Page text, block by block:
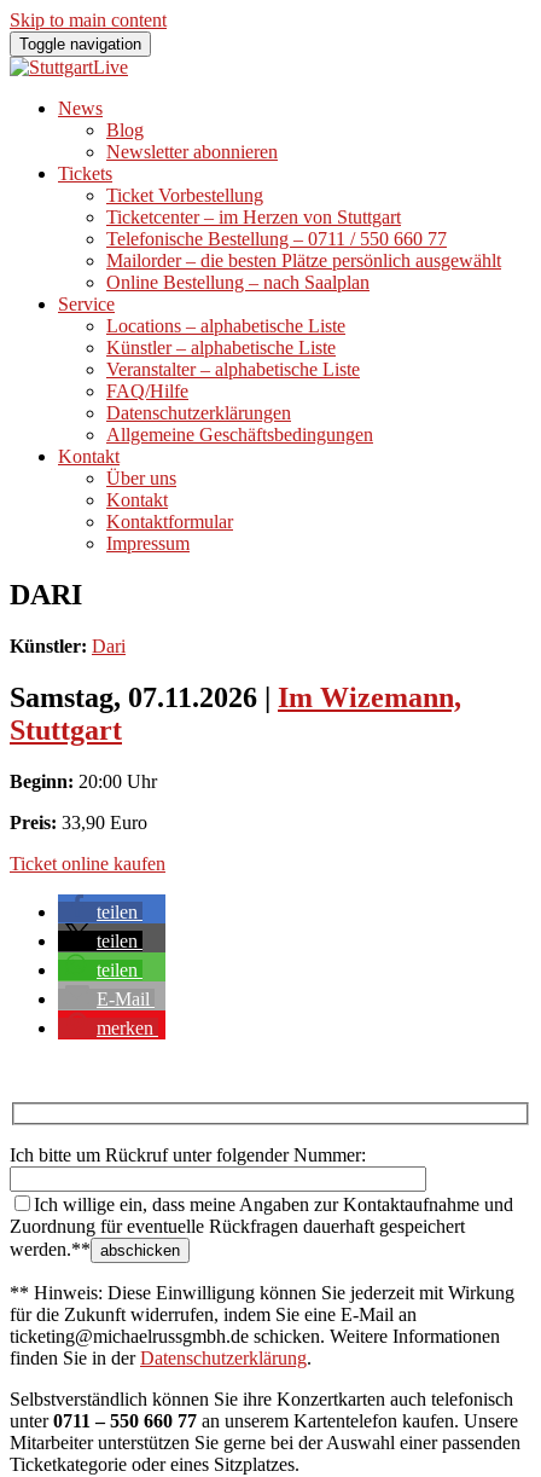
Skip to main content
Toggle navigation
News
Blog
Newsletter abonnieren
Tickets
Ticket Vorbestellung
Ticketcenter – im Herzen von Stuttgart
Telefonische Bestellung – 0711 / 550 660 77
Mailorder – die besten Plätze persönlich ausgewählt
Online Bestellung – nach Saalplan
Service
Locations – alphabetische Liste
Künstler – alphabetische Liste
Veranstalter – alphabetische Liste
FAQ/Hilfe
Datenschutzerklärungen
Allgemeine Geschäftsbedingungen
Kontakt
Über uns
Kontakt
Kontaktformular
Impressum
DARI
Künstler: Dari
Samstag, 07.11.2026 | Im Wizemann,
Stuttgart
Beginn: 20:00 Uhr
Preis: 33,90 Euro
Ticket online kaufen
teilen
teilen
teilen
E-Mail
merken
Ich bitte um Rückruf unter folgender Nummer:
Ich willige ein, dass meine Angaben zur Kontaktaufnahme und
Zuordnung für eventuelle Rückfragen dauerhaft gespeichert
werden.**
** Hinweis: Diese Einwilligung können Sie jederzeit mit Wirkung
für die Zukunft widerrufen, indem Sie eine E-Mail an
ticketing@michaelrussgmbh.de schicken. Weitere Informationen
finden Sie in derDatenschutzerklärung.
Selbstverständlich können Sie ihre Konzertkarten auch telefonisch
unter0711 – 550 660 77 an unserem Kartentelefon kaufen. Unsere
Mitarbeiter unterstützen Sie gerne bei der Auswahl einer passenden
Ticketkategorie oder eines Sitzplatzes.